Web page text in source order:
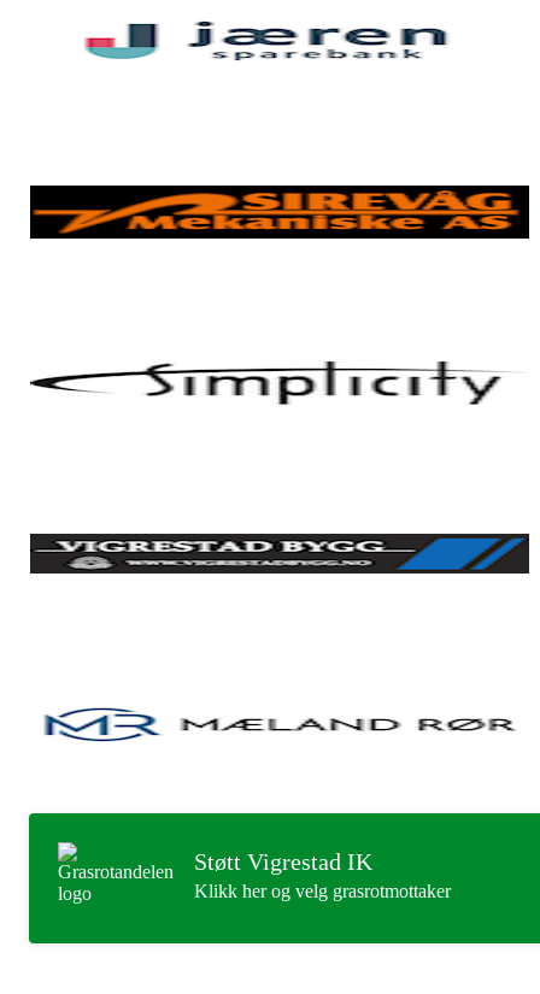
Støtt Vigrestad IK
Klikk her og velg grasrotmottaker